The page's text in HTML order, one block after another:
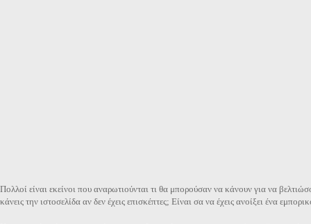
Πολλοί είναι εκείνοι που αναρωτιούνται τι θα μπορούσαν να κάνουν για να
κάνεις την ιστοσελίδα αν δεν έχεις επισκέπτες; Είναι σα να έχεις ανοίξει ένα